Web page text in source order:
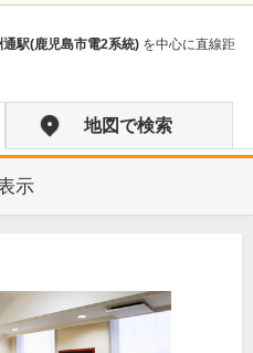
通駅(鹿児島市電2系統) を中心に直線距
地図で検索
示